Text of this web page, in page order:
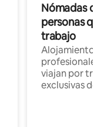
Nómadas
personas
trabajo
Alojamientos
profesionales
viajan por
exclusivas de